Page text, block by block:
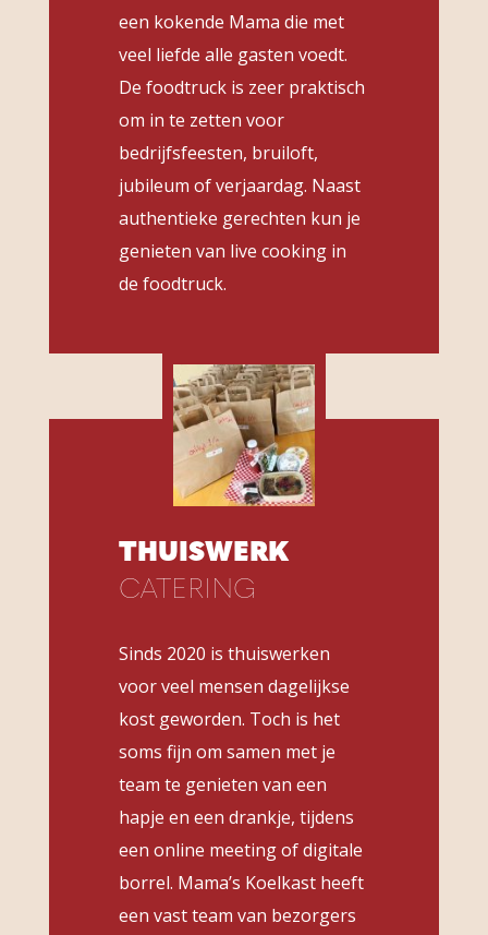
een kokende Mama die met
veel liefde alle gasten voedt.
De foodtruck is zeer praktisch
om in te zetten voor
bedrijfsfeesten, bruiloft,
jubileum of verjaardag. Naast
authentieke gerechten kun je
genieten van live cooking in
de foodtruck.
THUISWERK
CATERING
Sinds 2020 is thuiswerken
voor veel mensen dagelijkse
kost geworden. Toch is het
soms fijn om samen met je
team te genieten van een
hapje en een drankje, tijdens
een online meeting of digitale
borrel. Mama’s Koelkast heeft
een vast team van bezorgers